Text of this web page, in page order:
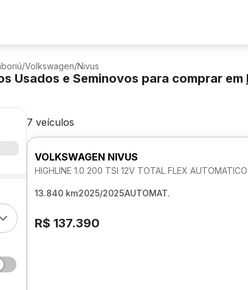
/Volkswagen/Nivus
Usados e Seminovos para comprar em
7 veículos
VOLKSWAGEN NIVUS
HIGHLINE 1.0 200 TSI 12V TOTAL FLEX AUTOMATICO
13.840 km2025/2025AUTOMAT.
R$ 137.390